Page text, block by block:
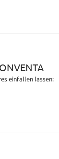
einfallen lassen: